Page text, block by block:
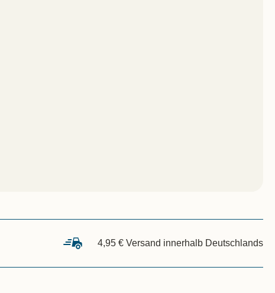
4,95 € Versand innerhalb Deutschlands